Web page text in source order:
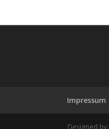
Impressum
Designed by